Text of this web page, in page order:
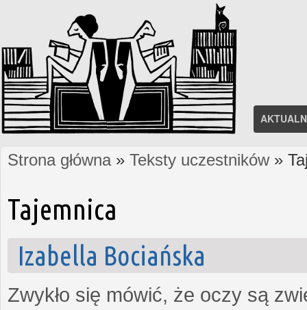
Jesteś tutaj
Strona główna» Teksty uczestników»
Tajemnica
Izabella Bociańska
Zwykło się mówić, że oczy są